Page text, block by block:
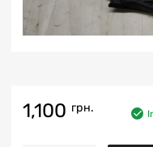
1,100 грн.